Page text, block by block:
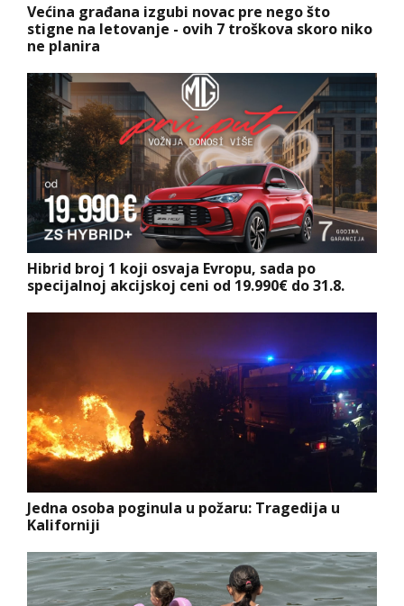
Većina građana izgubi novac pre nego što
stigne na letovanje - ovih 7 troškova skoro niko
ne planira
Hibrid broj 1 koji osvaja Evropu, sada po
specijalnoj akcijskoj ceni od 19.990€ do 31.8.
Jedna osoba poginula u požaru: Tragedija u
Kaliforniji